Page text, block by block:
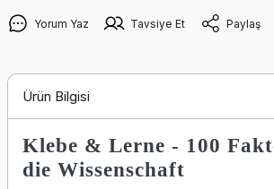
Yorum Yaz Tavsiye Et Paylaş
Ürün Bilgisi
Klebe & Lerne - 100
die Wissenschaft